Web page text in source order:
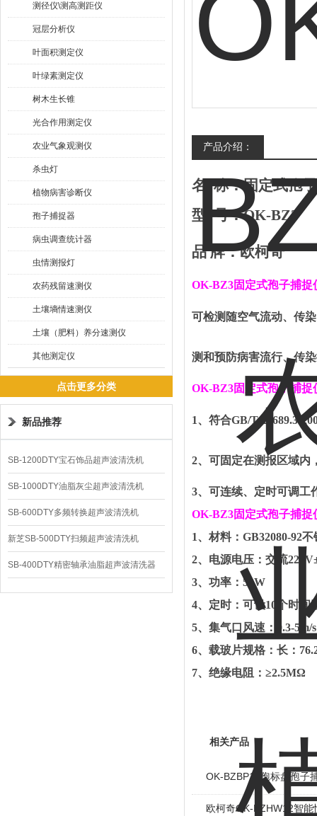
测径仪\测高测距仪
冠层分析仪
叶面积测定仪
叶绿素测定仪
树木生长锥
光合作用测定仪
农业气象观测仪
杀虫灯
植物病害诊断仪
孢子捕捉器
病虫调查统计器
虫情测报灯
农药残留速测仪
土壤墒情速测仪
土壤（肥料）养分速测仪
其他测定仪
点击更多分类
新品推荐
SB-1200DTY宝石饰品超声波清洗机
SB-1000DTY油脂灰尘超声波清洗机
SB-600DTY多频转换超声波清洗机
新芝SB-500DTY扫频超声波清洗机
SB-400DTY精密轴承油脂超声波清洗器
产品介绍：
名
称：固定式孢
型
号：OK-BZ3
品 牌：欧柯奇
OK-BZ3固定式孢子捕捉
可检测随空气流动、传
测和预防病害流行、传
OK-BZ3固定式孢子捕捉
1、 符合GB/T 24689.3-
2、可固定在测报区域内
3、可连续、定时可调工
OK-BZ3固定式孢子捕捉
1、 材料： GB32080-92不
2、电源电压：交流220V
3、功率： 50W
4、定时：可设10 个时间
5、集气口风速：
0.3-5m/s
6、载玻片规格：长：
7、绝缘电阻：≥2.5MΩ
相关产品
OK-BZBP13孢标盘孢子
欧柯奇OK-BZHW12智能